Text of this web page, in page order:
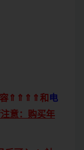
容⇑⇑⇑⇑和 电
意：购买年